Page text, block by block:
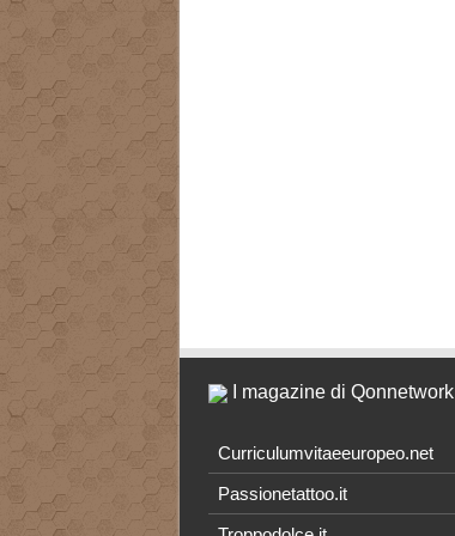
I magazine di Qonnetwork
Curriculumvitaeeuropeo.net
Passionetattoo.it